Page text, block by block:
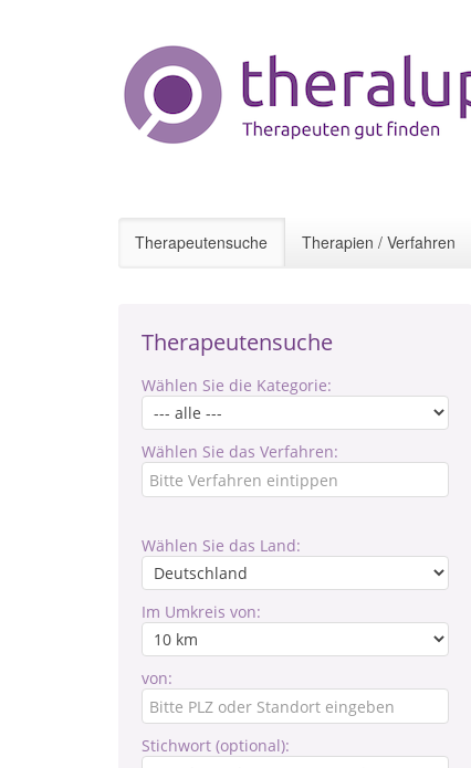
Therapeutensuche Therapien / Verfahren
Therapeutensuche
Wählen Sie die Kategorie:
Wählen Sie das Verfahren:
Wählen Sie das Land:
Im Umkreis von:
von:
Stichwort (optional):